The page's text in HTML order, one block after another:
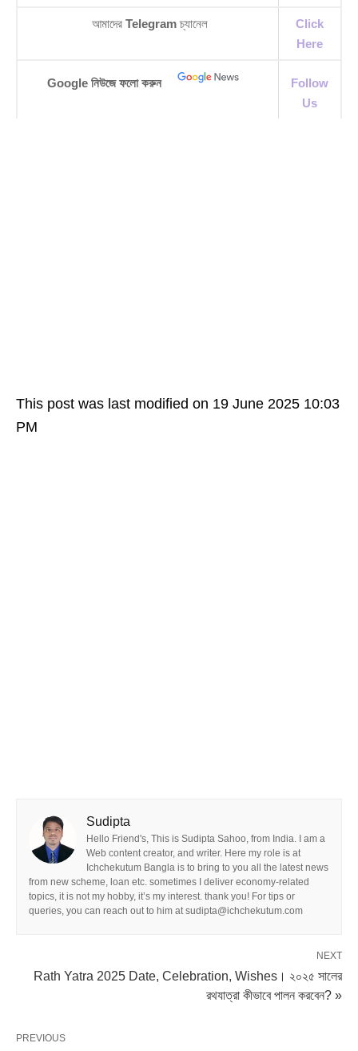
আমাদের Telegramচ্যানেল
Click
Here
Google নিউজে ফলো করুন
Follow
Us
This post was last modified on 19 June 2025 10:03
PM
Sudipta
Hello Friend's, This is Sudipta Sahoo, from India. I am a
Web content creator, and writer. Here my role is at
Ichchekutum Bangla is to bring to you all the latest news
from new scheme, loan etc. sometimes I deliver economy-related
topics, it is not my hobby, it’s my interest. thank you! For tips or
queries, you can reach out to him at sudipta@ichchekutum.com
NEXT
Rath Yatra 2025 Date, Celebration, Wishes। ২০২৫ সালের
রথযাত্রা কীভাবে পালন করবেন? »
PREVIOUS